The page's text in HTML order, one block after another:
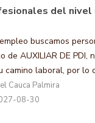
del nivel
buscamos
de AUXILIAR DE PDI,
camino laboral, por lo
Cauca Palmira
08-30